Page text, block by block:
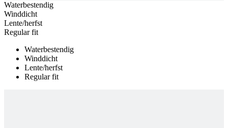
Waterbestendig
Winddicht
Lente/herfst
Regular fit
Waterbestendig
Winddicht
Lente/herfst
Regular fit